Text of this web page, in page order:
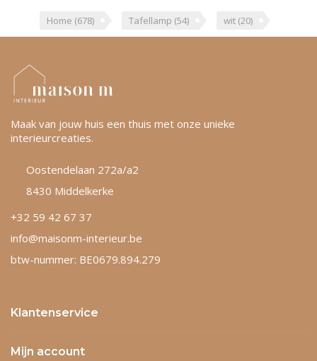
Home (678) Tafellamp (54) wit (20)
Maak van jouw huis een thuis met onze unieke
interieurcreaties.
Oostendelaan 272a/a2
8430 Middelkerke
+32 59 42 67 37
info@maisonm-interieur.be
btw-nummer: BE0679.894.279
Klantenservice
Mijn account